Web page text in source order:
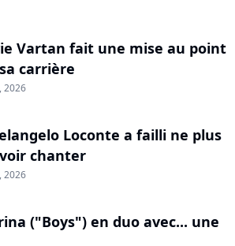
Vartan fait une mise au point
carrière
2026
Loconte a failli ne plus
chanter
2026
("Boys") en duo avec... une